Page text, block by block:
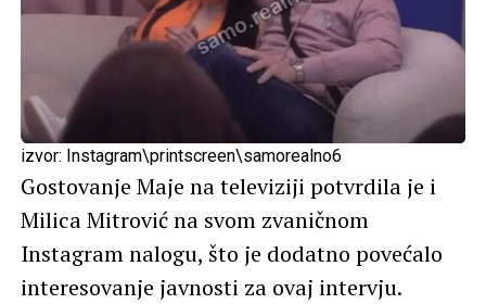
izvor: Instagram\printscreen\samorealno6
Gostovanje Maje na televiziji potvrdila je i
Milica Mitrović na svom zvaničnom
Instagram nalogu, što je dodatno povećalo
interesovanje javnosti za ovaj intervju.